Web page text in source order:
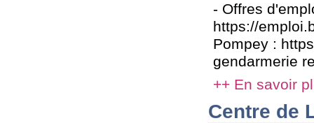
- Offres
https://
Pompey :
gendarmerie
++ En savoir
Centre de